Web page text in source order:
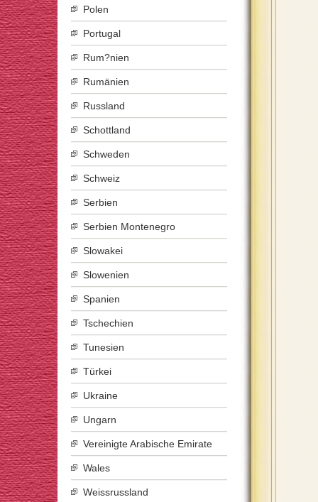
Polen
Portugal
Rum?nien
Rumänien
Russland
Schottland
Schweden
Schweiz
Serbien
Serbien Montenegro
Slowakei
Slowenien
Spanien
Tschechien
Tunesien
Türkei
Ukraine
Ungarn
Vereinigte Arabische Emirate
Wales
Weissrussland